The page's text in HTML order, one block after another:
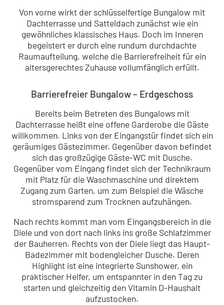
Von vorne wirkt der schlüsselfertige Bungalow mit
Dachterrasse und Satteldach zunächst wie ein
gewöhnliches klassisches Haus. Doch im Inneren
begeistert er durch eine rundum durchdachte
Raumaufteilung, welche die Barrierefreiheit für ein
altersgerechtes Zuhause vollumfänglich erfüllt.
Barrierefreier Bungalow – Erdgeschoss
Bereits beim Betreten des Bungalows mit
Dachterrasse heißt eine offene Garderobe die Gäste
willkommen. Links von der Eingangstür findet sich ein
geräumiges Gästezimmer. Gegenüber davon befindet
sich das großzügige Gäste-WC mit Dusche.
Gegenüber vom Eingang findet sich der Technikraum
mit Platz für die Waschmaschine und direktem
Zugang zum Garten, um zum Beispiel die Wäsche
stromsparend zum Trocknen aufzuhängen.
Nach rechts kommt man vom Eingangsbereich in die
Diele und von dort nach links ins große Schlafzimmer
der Bauherren. Rechts von der Diele liegt das Haupt-
Badezimmer mit bodengleicher Dusche. Deren
Highlight ist eine integrierte Sunshower, ein
praktischer Helfer, um entspannter in den Tag zu
starten und gleichzeitig den Vitamin D-Haushalt
aufzustocken.